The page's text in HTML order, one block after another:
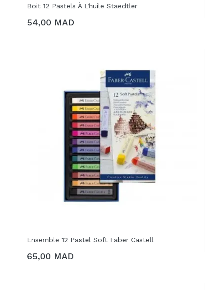
Boit 12 Pastels À L'huile Staedtler
54,00 MAD
Ensemble 12 Pastel Soft Faber Castell
AJOUTER AU PANIER
65,00 MAD